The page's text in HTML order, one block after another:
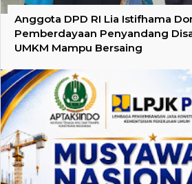
Anggota DPD RI Lia Istifhama
Pemberdayaan Penyandang
UMKM Mampu Bersaing